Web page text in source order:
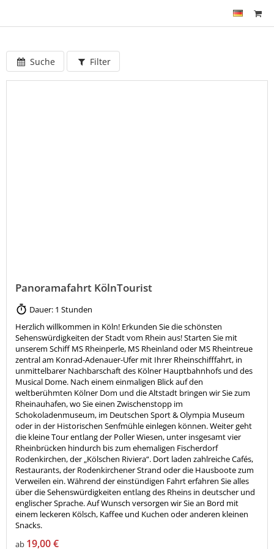
Suche Filter
Panoramafahrt KölnTourist
Dauer: 1 Stunden
Herzlich willkommen in Köln! Erkunden Sie die schönsten
Sehenswürdigkeiten der Stadt vom Rhein aus! Starten Sie mit
unserem Schiff MS Rheinperle, MS Rheinland oder MS Rheintreue
zentral am Konrad-Adenauer-Ufer mit Ihrer Rheinschifffahrt, in
unmittelbarer Nachbarschaft des Kölner Hauptbahnhofs und des
Musical Dome. Nach einem einmaligen Blick auf den
weltberühmten Kölner Dom und die Altstadt bringen wir Sie zum
Rheinauhafen, wo Sie einen Zwischenstopp im
Schokoladenmuseum, im Deutschen Sport & Olympia Museum
oder in der Historischen Senfmühle einlegen können. Weiter geht
die kleine Tour entlang der Poller Wiesen, unter insgesamt vier
Rheinbrücken hindurch bis zum ehemaligen Fischerdorf
Rodenkirchen, der „Kölschen Riviera“. Dort laden zahlreiche Cafés,
Restaurants, der Rodenkirchener Strand oder die Hausboote zum
Verweilen ein. Während der einstündigen Fahrt erfahren Sie alles
über die Sehenswürdigkeiten entlang des Rheins in deutscher und
englischer Sprache. Auf Wunsch versorgen wir Sie an Bord mit
einem leckeren Kölsch, Kaffee und Kuchen oder anderen kleinen
Snacks.
ab 19,00 €